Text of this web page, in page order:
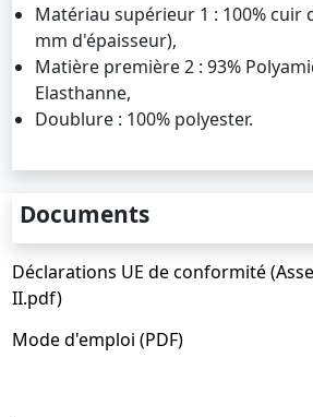
Matériau supérieur 1 : 100% cuir
mm d'épaisseur),
Matière première 2 : 93%
Elasthanne,
Doublure : 100% polyester.
Documents
Déclarations UE de conformité
II.pdf)
Mode d'emploi (PDF)